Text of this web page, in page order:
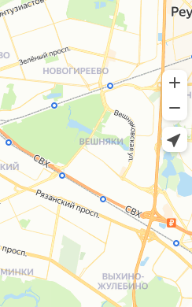
bogachevas